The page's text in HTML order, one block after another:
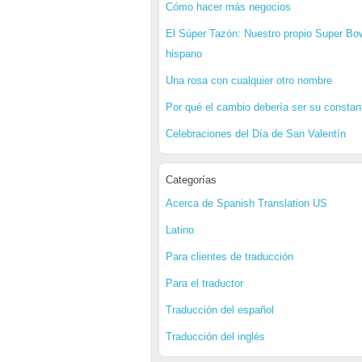
Cómo hacer más negocios
El Súper Tazón: Nuestro propio Super
hispano
Una rosa con cualquier otro nombre
Por qué el cambio debería ser su
Celebraciones del Día de San Valentín
Categorías
Acerca de Spanish Translation US
Latino
Para clientes de traducción
Para el traductor
Traducción del español
Traducción del inglés